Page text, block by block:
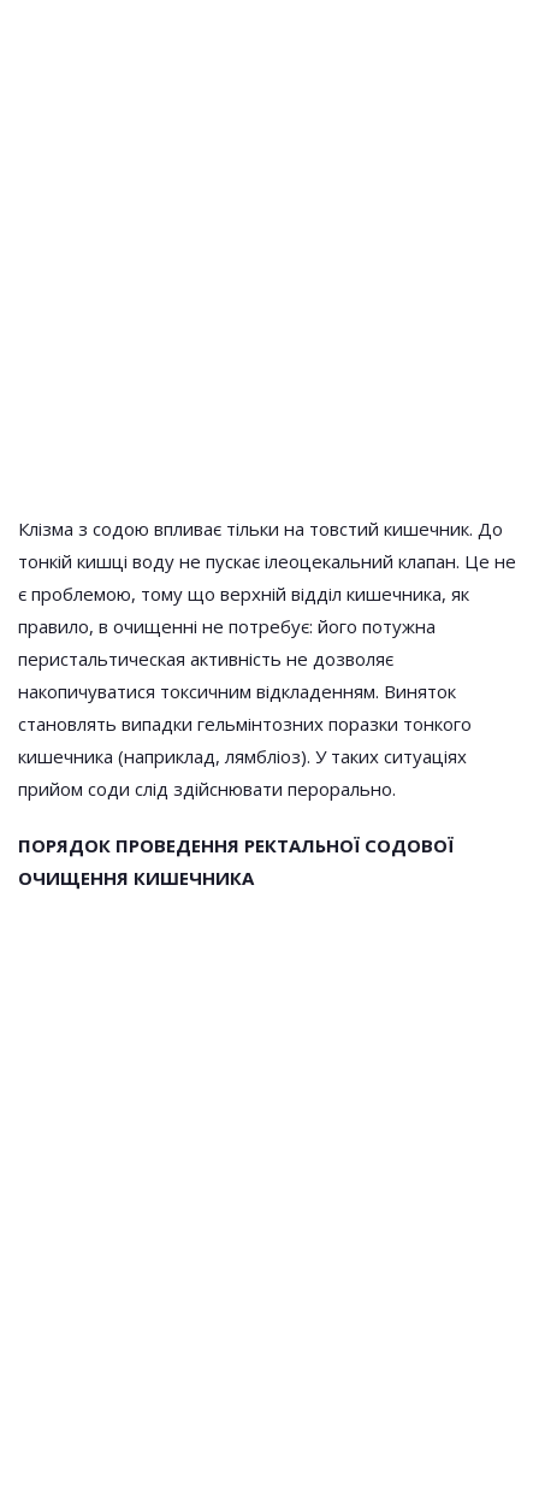
Клізма з содою впливає тільки на товстий кишечник. До
тонкій кишці воду не пускає ілеоцекальний клапан. Це не
є проблемою, тому що верхній відділ кишечника, як
правило, в очищенні не потребує: його потужна
перистальтическая активність не дозволяє
накопичуватися токсичним відкладенням. Виняток
становлять випадки гельмінтозних поразки тонкого
кишечника (наприклад, лямбліоз). У таких ситуаціях
прийом соди слід здійснювати перорально.
ПОРЯДОК ПРОВЕДЕННЯ РЕКТАЛЬНОЇ СОДОВОЇ
ОЧИЩЕННЯ КИШЕЧНИКА